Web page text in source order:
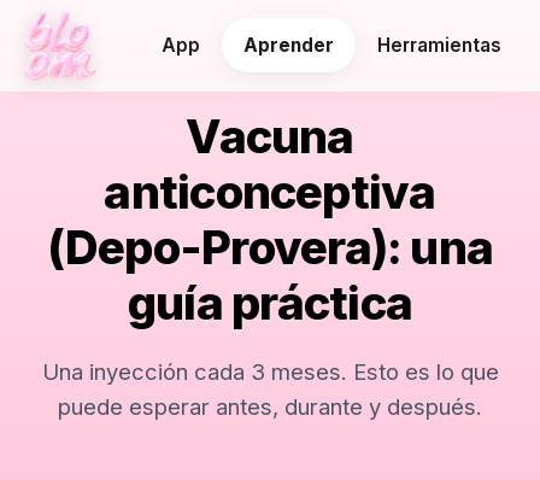
App Aprender Herramientas
Vacuna
anticonceptiva
(Depo-Provera): una
guía práctica
Una inyección cada 3 meses. Esto es lo que
puede esperar antes, durante y después.